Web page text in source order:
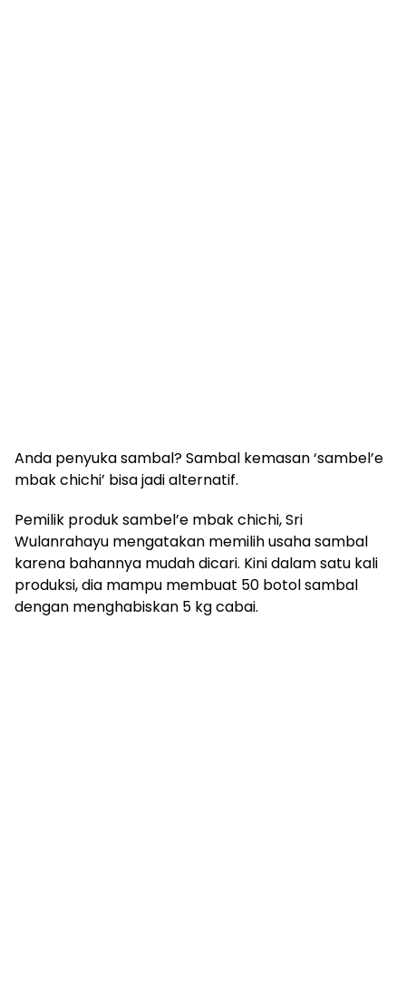
Anda penyuka sambal? Sambal kemasan ‘sambel’e
mbak chichi’ bisa jadi alternatif.
Pemilik produk sambel’e mbak chichi, Sri
Wulanrahayu mengatakan memilih usaha sambal
karena bahannya mudah dicari. Kini dalam satu kali
produksi, dia mampu membuat 50 botol sambal
dengan menghabiskan 5 kg cabai.